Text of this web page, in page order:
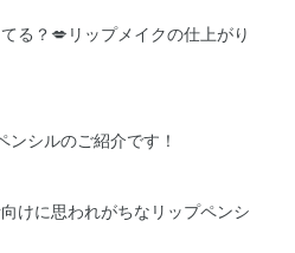
る？💋リップメイクの仕上がり
ンシルのご紹介です！
けに思われがちなリップペンシ